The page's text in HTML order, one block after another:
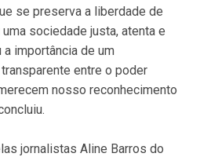
se preserva a liberdade de
sociedade justa, atenta e
importância de um
entre o poder
nosso reconhecimento
jornalistas Aline Barros do